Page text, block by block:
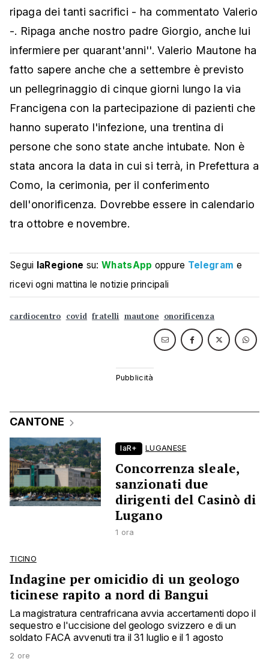
ripaga dei tanti sacrifici - ha commentato Valerio
-. Ripaga anche nostro padre Giorgio, anche lui
infermiere per quarant'anni''. Valerio Mautone ha
fatto sapere anche che a settembre è previsto
un pellegrinaggio di cinque giorni lungo la via
Francigena con la partecipazione di pazienti che
hanno superato l'infezione, una trentina di
persone che sono state anche intubate. Non è
stata ancora la data in cui si terrà, in Prefettura a
Como, la cerimonia, per il conferimento
dell'onorificenza. Dovrebbe essere in calendario
tra ottobre e novembre.
Segui laRegione su:WhatsApp oppure Telegram e
ricevi ogni mattina le notizie principali
cardiocentro covid fratelli mautone onorificenza
CANTONE
laR+ LUGANESE
Concorrenza sleale,
sanzionati due
dirigenti del Casinò di
Lugano
1 ora
TICINO
Indagine per omicidio di un geologo
ticinese rapito a nord di Bangui
La magistratura centrafricana avvia accertamenti dopo il
sequestro e l'uccisione del geologo svizzero e di un
soldato FACA avvenuti tra il 31 luglio e il 1 agosto
2 ore